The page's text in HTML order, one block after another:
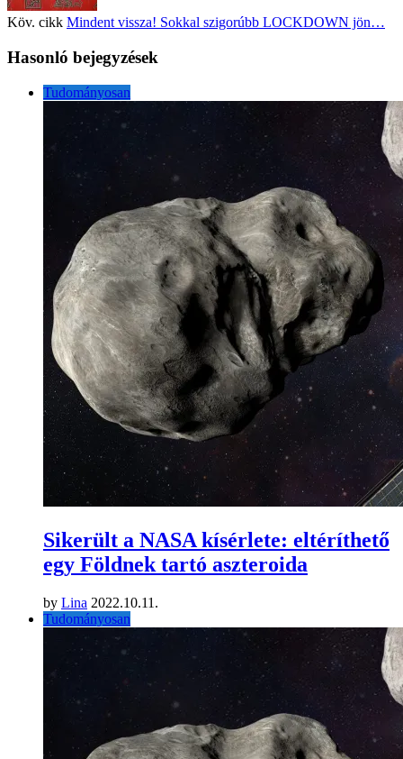
Köv. cikk Mindent vissza! Sokkal szigorúbb LOCKDOWN jön…
Hasonló bejegyzések
Tudományosan
Sikerült a NASA kísérlete: eltéríthető
egy Földnek tartó aszteroida
by Lina 2022.10.11.
Tudományosan